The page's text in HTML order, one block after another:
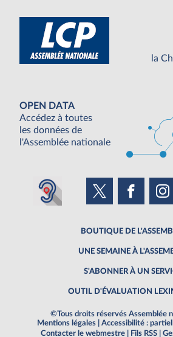
la
OPEN DATA
Accédez à toutes
les données de
l'Assemblée nationale
BOUTIQUE DE
UNE SEMAINE À
S'ABONNER À UN
OUTIL D'ÉVALUATION
©Tous droits réservés Assemblée
Mentions légales
Accessibilité :
Contacter le webmestre
Fils RSS